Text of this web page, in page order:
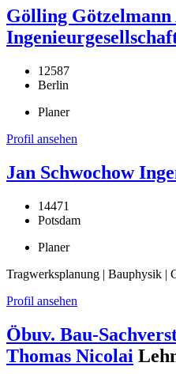
Gölling
12587
Berlin
Planer
Profil ansehen
Jan Schwochow
14471
Potsdam
Planer
Tragwerksplanung | Bauphysik |
Profil ansehen
Öbuv. Bau-
Thomas Nicolai